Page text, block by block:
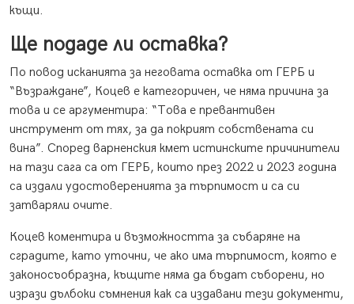
къщи.
Ще подаде ли оставка?
По повод исканията за неговата оставка от ГЕРБ и
“Възраждане”, Коцев е категоричен, че няма причина за
това и се аргументира: “Това е превантивен
инструмент от тях, за да покрият собствената си
вина”. Според варненския кмет истинските причинители
на тази сага са от ГЕРБ, които през 2022 и 2023 година
са издали удостоверенията за търпимост и са си
затваряли очите.
Коцев коментира и възможността за събаряне на
сградите, като уточни, че ако има търпимост, която е
законосъобразна, къщите няма да бъдат съборени, но
изрази дълбоки съмнения как са издавани тези документи,